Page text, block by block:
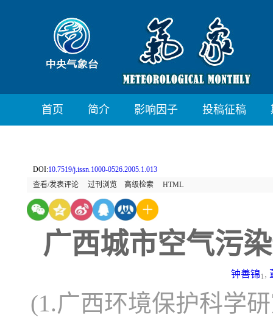
首页 简介 影响因子 投稿征稿
DOI:10.7519/j.issn.1000-0526.2005.1.013
查看/发表评论
过刊浏览 高级检索 HTML
广西城市空气污
钟善锦1,
(1.广西环境保护科学